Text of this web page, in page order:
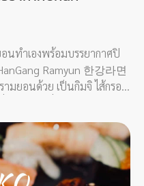
อนทำเองพร้อมบรรยากาศปิ
Ramyun 한강라면
ามยอนด้วย เป็นกิมจิ ไส้กรอก
ายังเป็นมิตรอีกด้วยนะ